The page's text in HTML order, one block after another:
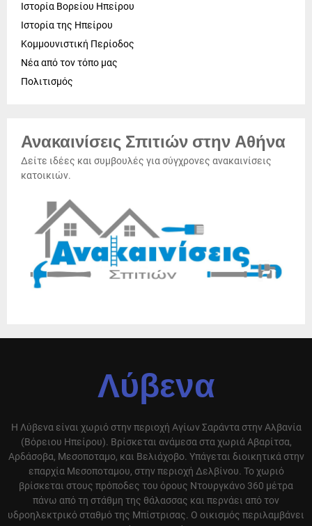
Ιστορία Βορείου Ηπείρου
Ιστορία της Ηπείρου
Κομμουνιστική Περίοδος
Νέα από τον τόπο μας
Πολιτισμός
Ανακαινίσεις Σπιτιών στην Αθήνα
Δείτε ιδέες και συμβουλές για σύγχρονες ανακαινίσεις
κατοικιών.
Λύβενα
Η Λύβενα είναι χωριό στην περιοχή Αγίων Σαράντα στην Αλβανία
(Βόρειου Ηπείρου). Βρίσκεται ανάμεσα στα χωριά Αβαρίτσα,
Αρδάσοβα, Μεσοποταμο, και Βελιάχοβο. Υπάγεται διοικητικά στην
επαρχία Μεσοποταμου, στην περιοχή Δελβίνου. Το χωριό
βρίσκεται στους πρόποδες του όρους Ντουργκάνο 360 μέτρα
πάνω από τη στάθμη της θάλασσας και περνάει από τον
υδροηλεκτρικό σταθμό της Μπίστρισας. Ο οικισμός περιλαμβάνει